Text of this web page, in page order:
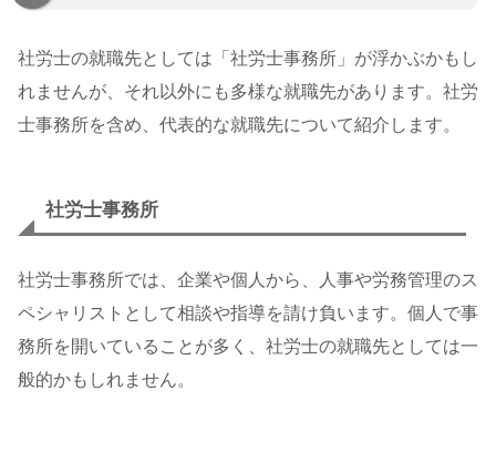
社労士の就職先としては「社労士事務所」が浮かぶかもし
れませんが、それ以外にも多様な就職先があります。社労
士事務所を含め、代表的な就職先について紹介します。
社労士事務所
社労士事務所では、企業や個人から、人事や労務管理のス
ペシャリストとして相談や指導を請け負います。個人で事
務所を開いていることが多く、社労士の就職先としては一
般的かもしれません。